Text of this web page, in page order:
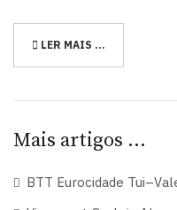
LER MAIS …
Mais artigos …
BTT Eurocidade